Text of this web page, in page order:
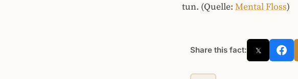
tun. (Quelle: Mental Floss)
Share this fact: 𝕏